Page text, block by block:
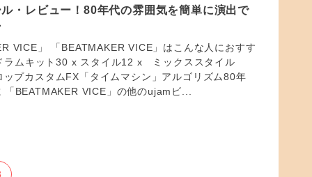
・レビュー！80年代の雰囲気を簡単に演出で
VICE」 「BEATMAKER VICE」はこんな人におすす
ラムキット30 x スタイル12 x ミックススタイル
プカスタムFX「タイムマシン」アルゴリズム80年
BEATMAKER VICE」の他のujamビ...